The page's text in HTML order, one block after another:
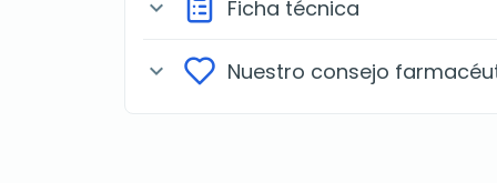
expand_more Ficha técnica
expand_more Nuestro consejo